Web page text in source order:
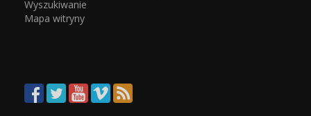
Wyszukiwanie
Mapa witryny